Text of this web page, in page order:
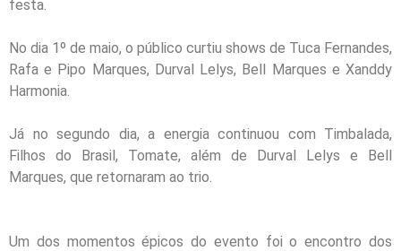
festa.
No dia 1º de maio, o público curtiu shows de Tuca Fernandes,
Rafa e Pipo Marques, Durval Lelys, Bell Marques e Xanddy
Harmonia.
Já no segundo dia, a energia continuou com Timbalada,
Filhos do Brasil, Tomate, além de Durval Lelys e Bell
Marques, que retornaram ao trio.
Um dos momentos épicos do evento foi o encontro dos